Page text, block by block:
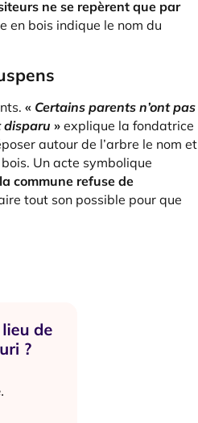
ne se repèrent que par
en bois indique le nom du
« Certains parents n’ont pas
disparu »explique la fondatrice
autour de l’arbre le nom et
Un acte symbolique
commune refuse de
tout son possible pour que